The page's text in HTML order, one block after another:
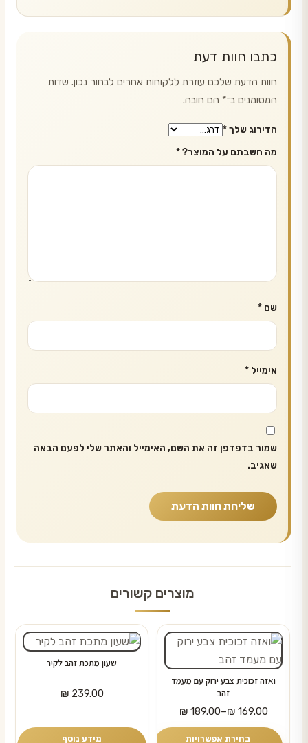
כתבו חוות דעת
חוות הדעת שלכם עוזרת ללקוחות אחרים לבחור נכון. שדות
המסומנים ב־* הם חובה.
הדירוג שלך*
מה חשבתם על המוצר?*
שם *
אימייל *
שמור בדפדפן זה את השם, האימייל והאתר שלי לפעם הבאה
שאגיב.
מוצרים קשורים
ואזה זכוכית צבע ירוק עם מעמד
זהב
₪169.00
–
₪189.00
טווח
מחירים:
בחירת אפשרויות
למוצר
זה
סוגים.
ניתן
שעון מתכת זהב לקיר
₪239.00
מידע נוסף